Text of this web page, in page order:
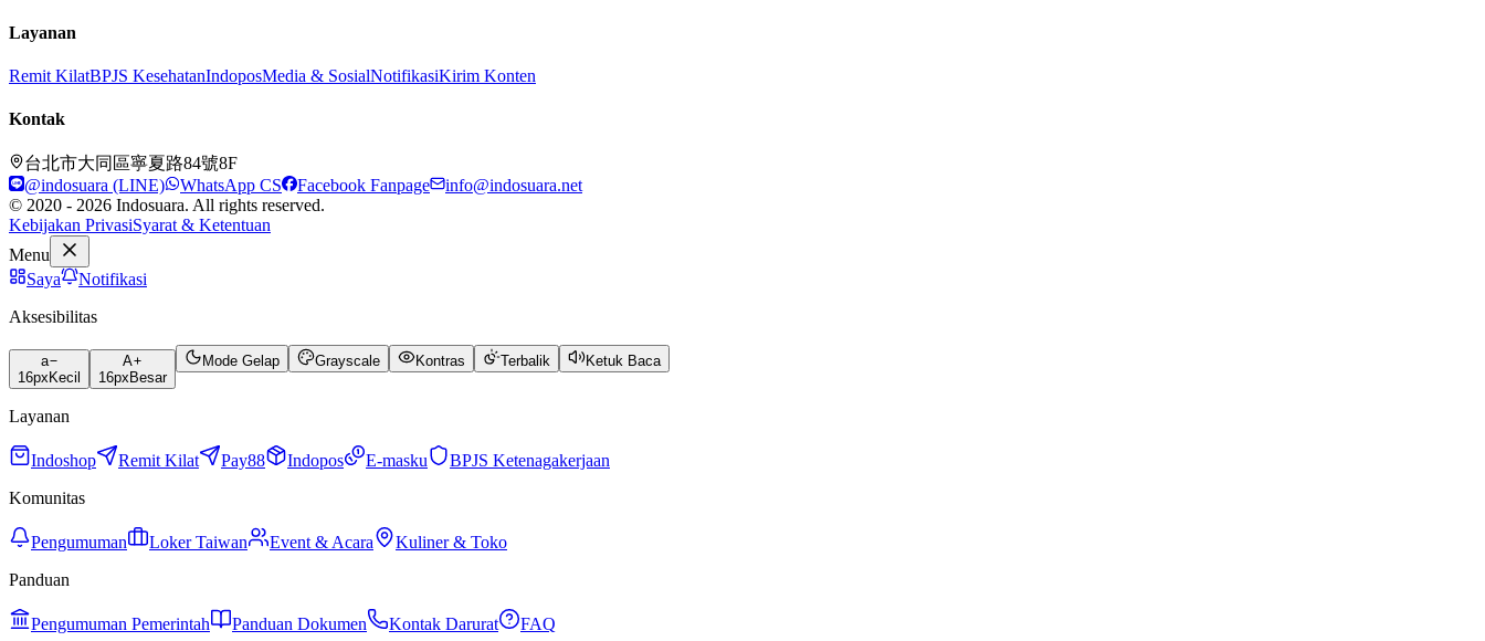
Layanan
Remit KilatBPJS KesehatanIndoposMedia & SosialNotifikasiKirim Konten
Kontak
台北市大同區寧夏路84號8F
@indosuara (LINE)
WhatsApp CS Facebook Fanpage
info@indosuara.net
© 2020 - 2026 Indosuara. All rights reserved.
Kebijakan PrivasiSyarat & Ketentuan
Menu
Saya
Notifikasi
Aksesibilitas
a
16px Kecil
A
16px Besar
Mode Gelap Grayscale Kontras Terbalik Ketuk Baca
Layanan
Indoshop Remit Kilat Pay88 Indopos E-masku
BPJS Ketenagakerjaan
Komunitas
Pengumuman Loker Taiwan Event & Acara
Kuliner & Toko
Panduan
Pengumuman Pemerintah Panduan Dokumen Kontak Darurat FAQ